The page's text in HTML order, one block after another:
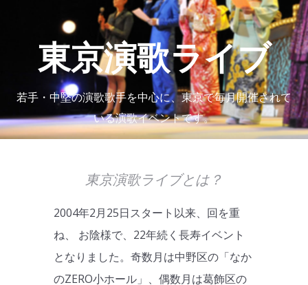
東京演歌ライブ
若手・中堅の演歌歌手を中心に、東京で毎月開催されて
いる演歌イベントです。
東京演歌ライブとは？
2004年2月25日スタート以来、回を重
ね、 お陰様で、22年続く長寿イベント
となりました。奇数月は中野区の「なか
のZERO小ホール」、偶数月は葛飾区の